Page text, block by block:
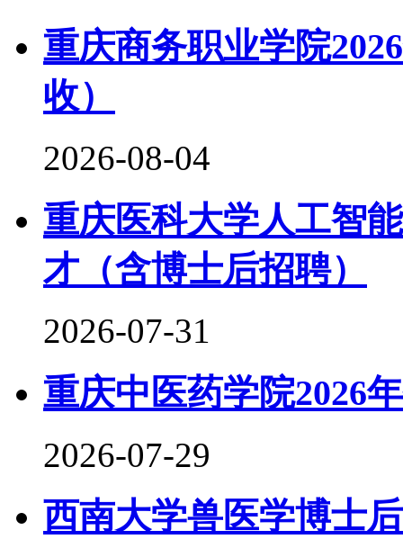
重庆商务职业学院
收）
2026-08-04
重庆医科大学人工智
才（含博士后招聘）
2026-07-31
重庆中医药学院2026
2026-07-29
西南大学兽医学博士